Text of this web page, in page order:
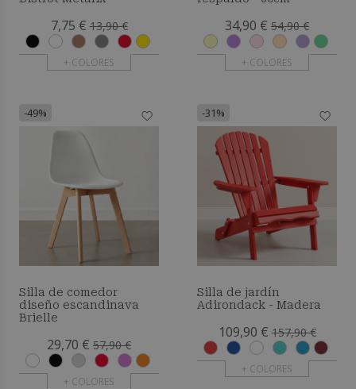
7,75 € 13,90 €
+ COLORES
34,90 € 54,90 €
+ COLORES
-49%
Silla de comedor
diseño escandinava
Brielle
29,70 € 57,90 €
+ COLORES
-31%
Silla de jardín
Adirondack - Madera
109,90 € 157,90 €
+ COLORES